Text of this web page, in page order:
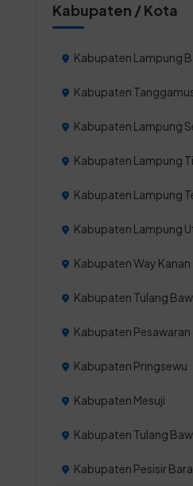
Kabupaten / Kota
Kabupaten Lampung
Kabupaten
Kabupaten Lampung
Kabupaten Lampung
Kabupaten Lampung
Kabupaten Lampung
Kabupaten Way Kanan
Kabupaten Tulang
Kabupaten Pesawaran
Kabupaten Pringsewu
Kabupaten Mesuji
Kabupaten Tulang
Kabupaten Pesisir